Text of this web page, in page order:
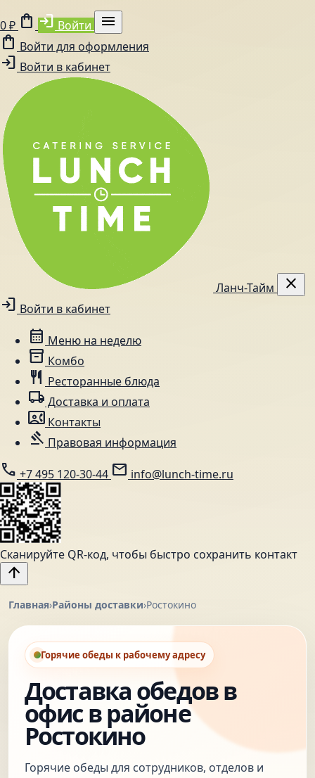
0 ₽ shopping_bag login Войти
menu
shopping_bag Войти для оформления
login Войти в кабинет
Ланч-Тайм
close
login Войти в кабинет
calendar_month Меню на неделю
inventory_2 Комбо
restaurant Ресторанные блюда
local_shipping Доставка и оплата
contact_phone Контакты
gavel Правовая информация
call +7 495 120-30-44 mail info@lunch-time.ru
Сканируйте QR-код, чтобы быстро сохранить контакт
arrow_upward
Главная›Районы доставки›Ростокино
Горячие обеды к рабочему адресу
Доставка обедов в
офис в районе
Ростокино
Горячие обеды для сотрудников, отделов и